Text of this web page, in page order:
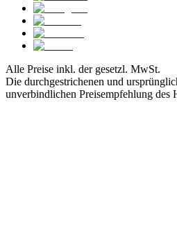
Alle Preise inkl. der gesetzl. MwSt.
Die durchgestrichenen und
unverbindlichen Preisempfehlung des